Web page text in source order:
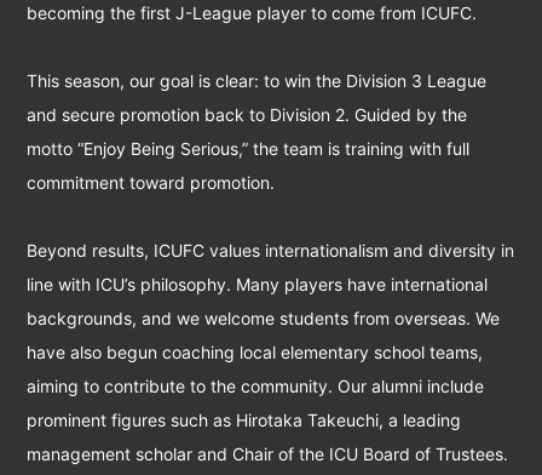
becoming the first J-League player to come from ICUFC.
This season, our goal is clear: to win the Division 3 League
and secure promotion back to Division 2. Guided by the
motto “Enjoy Being Serious,” the team is training with full
commitment toward promotion.
Beyond results, ICUFC values internationalism and diversity in
line with ICU’s philosophy. Many players have international
backgrounds, and we welcome students from overseas. We
have also begun coaching local elementary school teams,
aiming to contribute to the community. Our alumni include
prominent figures such as Hirotaka Takeuchi, a leading
management scholar and Chair of the ICU Board of Trustees.